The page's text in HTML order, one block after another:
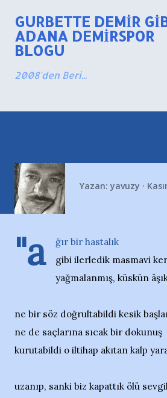
Ana içeriğe
GURBETTE DEMIR
ADANA DEMIRSPOR
BLOGU
2008'den Beri...
Yazan: yavuzy
"a
ğır bir hastalık
gibi ilerledik masmavi
yağmalanmış, küskün
ne bir söz doğrultabildi kesik
ne de saçlarına sıcak bir dokunuş
kurutabildi o iltihap akıtan kalp
uzanıp, sanki biz kapattık ölü